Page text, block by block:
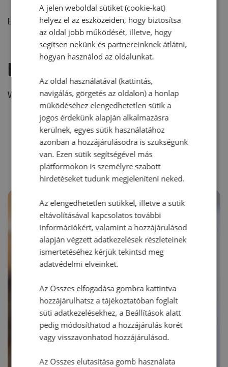
Ehhez a recepthez még nem érkezett hozzászólás.
Hozzászólás írása
Vélemény írásához, kérjük,jelentkezz be!
RECEPTAJÁNLÓ
A jelen weboldal sütiket (cookie-kat)
helyez el az eszközeiden, hogy biztosítsa
az oldal jobb működését, illetve, hogy
segítsen nekünk és partnereinknek átlátni,
hogyan használod az oldalunkat.
Az oldal használatával (kattintás,
navigálás, görgetés az oldalon) a honlap
működéséhez elengedhetetlen sütik a
jogos érdekünk alapján alkalmazásra
kerülnek, egyes sütik használatához
azonban a hozzájárulásodra is szükségünk
van. Ezen sütik segítségével más
platformokon is személyre szabott
hirdetéseket tudunk megjeleníteni neked.
Az elengedhetetlen sütikkel, illetve a sütik
eltávolításával kapcsolatos további
információkért, valamint a hozzájárulásod
alapján végzett adatkezelések részleteinek
ismertetéséhez kérjük tekintsd meg
adatvédelmi elveinket.
Az Összes elfogadása gombra kattintva
hozzájárulhatsz a tájékoztatóban foglalt
süti adatkezelésekhez, a Beállítások alatt
pedig módosíthatod a hozzájárulás körét
vagy visszavonhatod hozzájárulásod.
Az Összes elutasítása gomb használata